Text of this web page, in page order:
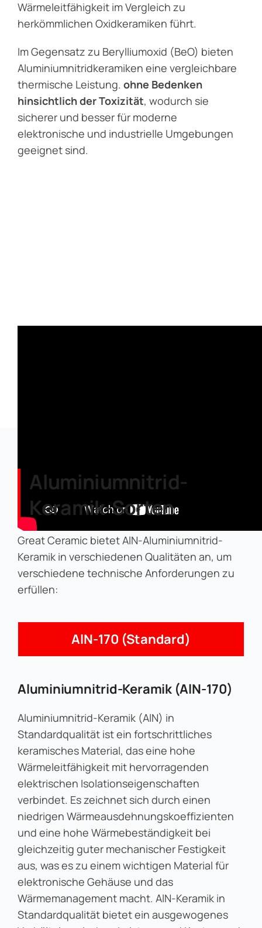
Wärmeleitfähigkeit im Vergleich zu
herkömmlichen Oxidkeramiken führt.
Im Gegensatz zu Berylliumoxid (BeO) bieten
Aluminiumnitridkeramiken eine vergleichbare
thermische Leistung.ohne Bedenken
hinsichtlich der Toxizität, wodurch sie
sicherer und besser für moderne
elektronische und industrielle Umgebungen
geeignet sind.
Aluminiumnitrid-
Keramik-Sorten
Great Ceramic bietet AlN-Aluminiumnitrid-
Keramik in verschiedenen Qualitäten an, um
verschiedene technische Anforderungen zu
erfüllen:
AlN-170 (Standard)
Aluminiumnitrid-Keramik (AlN-170)
Aluminiumnitrid-Keramik (AlN) in
Standardqualität ist ein fortschrittliches
keramisches Material, das eine hohe
Wärmeleitfähigkeit mit hervorragenden
elektrischen Isolationseigenschaften
verbindet. Es zeichnet sich durch einen
niedrigen Wärmeausdehnungskoeffizienten
und eine hohe Wärmebeständigkeit bei
gleichzeitig guter mechanischer Festigkeit
aus, was es zu einem wichtigen Material für
elektronische Gehäuse und das
Wärmemanagement macht. AlN-Keramik in
Standardqualität bietet ein ausgewogenes